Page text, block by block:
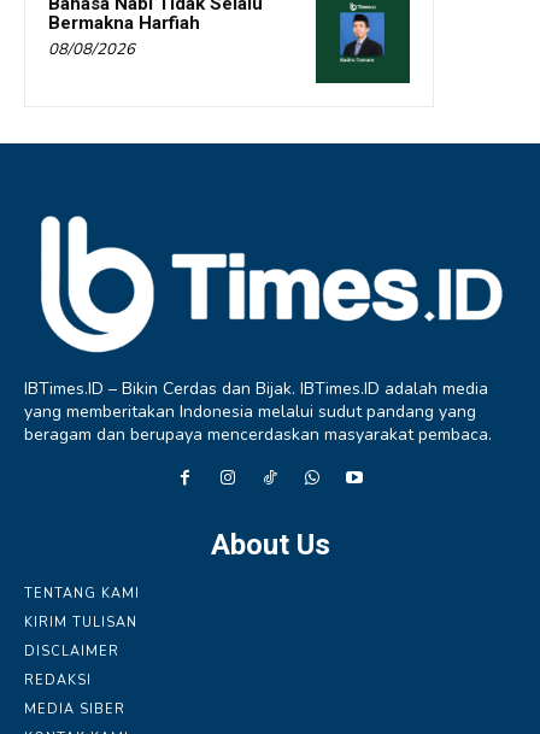
Bermakna Harfiah
08/08/2026
IBTimes.ID – Bikin Cerdas dan Bijak. IBTimes.ID adalah media
yang memberitakan Indonesia melalui sudut pandang yang
beragam dan berupaya mencerdaskan masyarakat pembaca.
About Us
TENTANG KAMI
KIRIM TULISAN
DISCLAIMER
REDAKSI
MEDIA SIBER